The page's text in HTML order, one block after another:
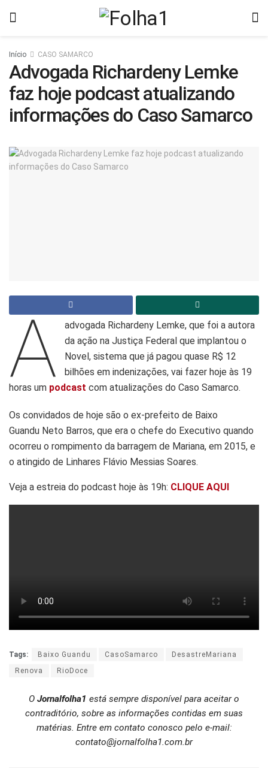
Início CASO SAMARCO
Advogada Richardeny Lemke
faz hoje podcast atualizando
informações do Caso Samarco
A
advogada Richardeny Lemke, que foi a autora
da ação na Justiça Federal que implantou o
Novel, sistema que já pagou quase R$ 12
bilhões em indenizações, vai fazer hoje às 19
horas um podcast com atualizações do Caso Samarco.
Os convidados de hoje são o ex-prefeito de Baixo
Guandu Neto Barros, que era o chefe do Executivo quando
ocorreu o rompimento da barragem de Mariana, em 2015, e
o atingido de Linhares Flávio Messias Soares.
Veja a estreia do podcast hoje às 19h: CLIQUE AQUI
Tags: Baixo Guandu CasoSamarco
DesastreMariana
Renova
RioDoce
O Jornalfolha1 está sempre disponível para aceitar o
contraditório, sobre as informações contidas em suas
matérias. Entre em contato conosco pelo e-mail:
contato@jornalfolha1.com.br